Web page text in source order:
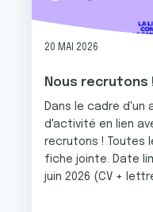
20 MAI 2026
Nous recrutons
Dans le cadre d'un
d'activité en lien
recrutons ! Toutes
fiche jointe. Date
juin 2026 (CV +